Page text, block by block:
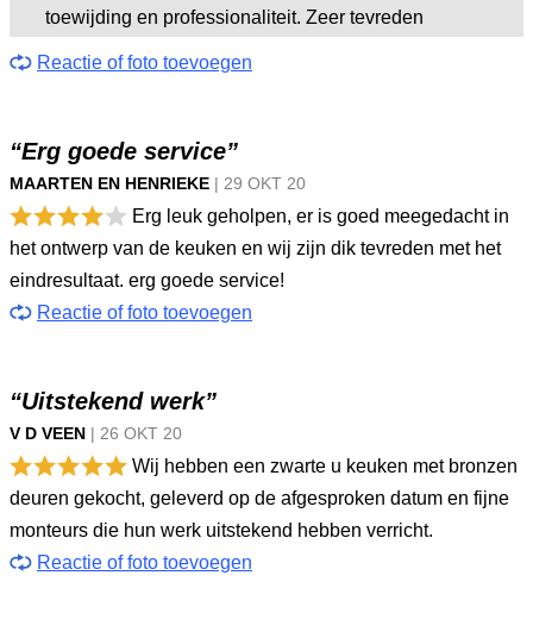
toewijding en professionaliteit. Zeer tevreden
Reactie of foto toevoegen
“Erg goede service”
MAARTEN EN HENRIEKE | 29 OKT 20
Erg leuk geholpen, er is goed meegedacht in
het ontwerp van de keuken en wij zijn dik tevreden met het
eindresultaat. erg goede service!
Reactie of foto toevoegen
“Uitstekend werk”
V D VEEN | 26 OKT 20
Wij hebben een zwarte u keuken met bronzen
deuren gekocht, geleverd op de afgesproken datum en fijne
monteurs die hun werk uitstekend hebben verricht.
Reactie of foto toevoegen